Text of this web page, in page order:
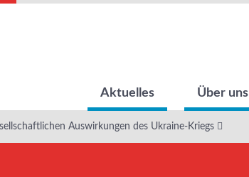
Aktuelles Über uns
Auswirkungen des Ukraine-Kriegs